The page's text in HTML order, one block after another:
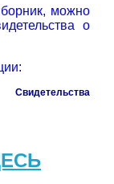
можно
о